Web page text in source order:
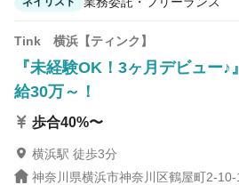
Tink 横浜【ティンク】
『未経験OK！3ヶ月デビュー
給30万～！
歩合40%〜
横浜駅 徒歩3分
神奈川県横浜市神奈川区鶴屋町2-